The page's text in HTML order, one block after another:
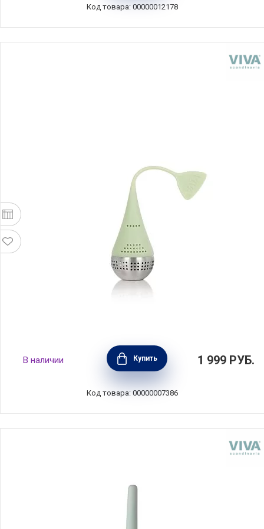
Код товара: 00000012178
Ситечко для заваривания Infusion, мятный,
Viva Scandinavia, V39124
В наличии Купить 1 999 РУБ.
Код товара: 00000007386